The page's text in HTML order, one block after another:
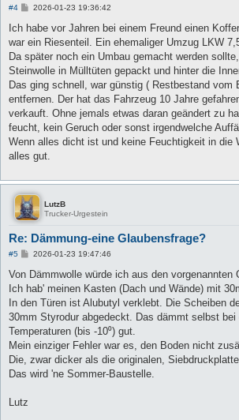
#4
B
i
r
a
g
2026-01-23 19:36:42
Ich habe vor Jahren bei einem Freund einen
war ein Riesenteil. Ein ehemaliger Umzug LKW
Da später noch ein Umbau gemacht werden
Steinwolle in Mülltüten gepackt und hinter die
Das ging schnell, war günstig ( Restbestand vom
entfernen. Der hat das Fahrzeug 10 Jahre
verkauft. Ohne jemals etwas daran geändert zu
feucht, kein Geruch oder sonst irgendwelche
Wenn alles dicht ist und keine Feuchtigkeit in die
alles gut.
LutzB
Trucker-Urgestein
Re: Dämmung-eine Glaubensfrage?
#5
B
i
r
a
2026-01-23 19:47:46
Von Dämmwolle würde ich aus den vorgenannten
Ich hab' meinen Kasten (Dach und Wände) mit
In den Türen ist Alubutyl verklebt. Die Scheiben
30mm Styrodur abgedeckt. Das dämmt selbst bei
Temperaturen (bis -10⁰) gut.
Mein einziger Fehler war es, den Boden nicht
Die, zwar dicker als die originalen,
Das wird 'ne Sommer-Baustelle.
Lutz